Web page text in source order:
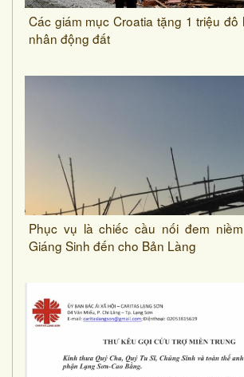
Các giám mục Croatia tặng 1 triệu đô
nhân động đất
Phục vụ là chiếc cầu nối đem
Giáng Sinh đến cho Bản Làng